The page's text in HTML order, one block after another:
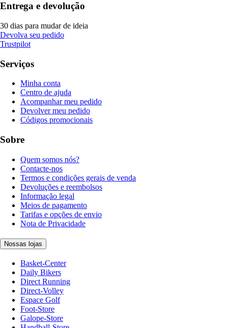
Entrega e devolução
30 dias para mudar de ideia
Devolva seu pedido
Trustpilot
Serviços
Minha conta
Centro de ajuda
Acompanhar meu pedido
Devolver meu pedido
Códigos promocionais
Sobre
Quem somos nós?
Contacte-nos
Termos e condições gerais de venda
Devoluções e reembolsos
Informação legal
Meios de pagamento
Tarifas e opções de envio
Nota de Privacidade
Nossas lojas
Basket-Center
Daily Bikers
Direct Running
Direct-Volley
Espace Golf
Foot-Store
Galope-Store